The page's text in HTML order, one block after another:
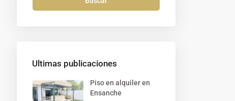
Ultimas publicaciones
Piso en alquiler en
Ensanche